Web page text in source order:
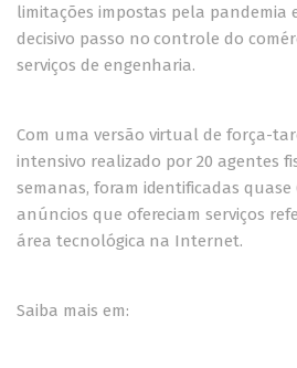
limitações impostas pela pandemia
decisivo passo no controle do
serviços de engenharia.
Com uma versão virtual de força-
intensivo realizado por 20 agentes
semanas, foram identificadas quase
anúncios que ofereciam serviços
área tecnológica na Internet.
Saiba mais em: